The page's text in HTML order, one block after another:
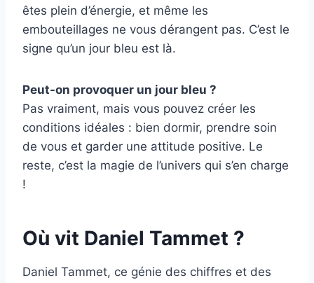
êtes plein d’énergie, et même les
embouteillages ne vous dérangent pas. C’est le
signe qu’un jour bleu est là.
Peut-on provoquer un jour bleu ?
Pas vraiment, mais vous pouvez créer les
conditions idéales : bien dormir, prendre soin
de vous et garder une attitude positive. Le
reste, c’est la magie de l’univers qui s’en charge
!
Où vit Daniel Tammet ?
Daniel Tammet, ce génie des chiffres et des